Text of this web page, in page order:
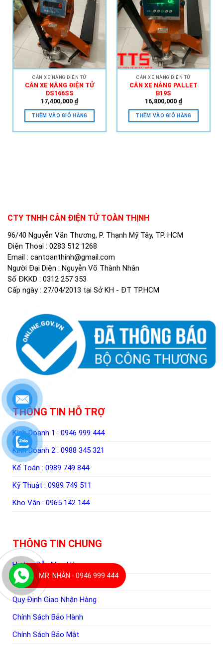
Add to
Wishlist
CÂN XE NÂNG ĐIỆN TỬ
CÂN XE NÂNG ĐIỆN TỬ
DS166SS
17,400,000 ₫
THÊM VÀO GIỎ HÀNG
Add to
Wishlist
CÂN XE NÂNG ĐIỆN TỬ
CÂN XE NÂNG PALLET
B19S
16,800,000 ₫
THÊM VÀO GIỎ HÀNG
CTY TNHH CÂN ĐIỆN TỬ TOÀN THỊNH
96/40 Nguyễn Văn Thương, P. Thạnh Mỹ Tây, TP. HCM
Điện Thoại : 0283 512 1268
Email : cantoanthinh@gmail.com
Người Đại Diện : Nguyễn Võ Thành Nhân
Số ĐKKD : 0312 257 353
Cấp ngày : 27/04/2013 tại Sở KH - ĐT TP.HCM
THÔNG TIN HỖ TRỢ
Kinh Doanh 1 : 0946 999 444
Kinh Doanh 2 : 0988 345 321
Kế Toán : 0989 749 844
Kỹ Thuật : 0989 749 511
Kho Vận : 0965 142 144
THÔNG TIN CHUNG
Hướng Dẫn Mua Hàng
Hình Thức Thanh Toán
Quy Định Giao Nhận Hàng
Chính Sách Bảo Hành
Chính Sách Bảo Mật
MR. NHÂN - 0946 999 444